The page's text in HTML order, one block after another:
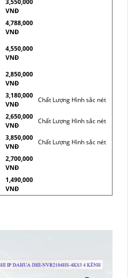
3,550,000
VNĐ
4,788,000
VNĐ
4,550,000
VNĐ
2,850,000
VNĐ
3,180,000
VNĐ
Chất Lượng Hình sắc nét
2,650,000
VNĐ
Chất Lượng Hình sắc nét
3,850,000
VNĐ
Chất Lượng Hình sắc nét
2,700,000
VNĐ
1,490,000
VNĐ